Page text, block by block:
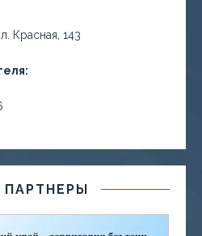
Красная, 143